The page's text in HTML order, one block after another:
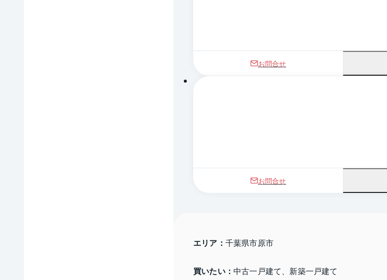
お問合せ
お問合せ
エリア： 千葉県市原市
買いたい： 中古一戸建て、新築一戸建て